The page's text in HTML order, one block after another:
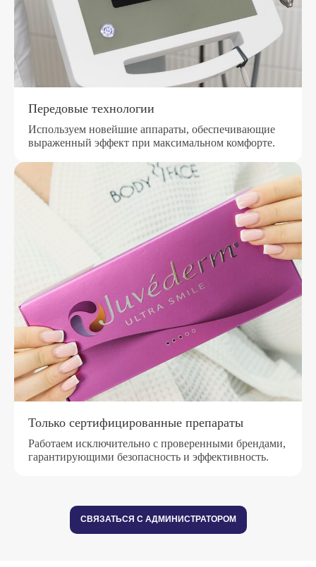
Передовые технологии
Используем новейшие аппараты, обеспечивающие
выраженный эффект при максимальном комфорте.
Только сертифицированные препараты
Работаем исключительно с проверенными брендами,
гарантирующими безопасность и эффективность.
СВЯЗАТЬСЯ С АДМИНИСТРАТОРОМ